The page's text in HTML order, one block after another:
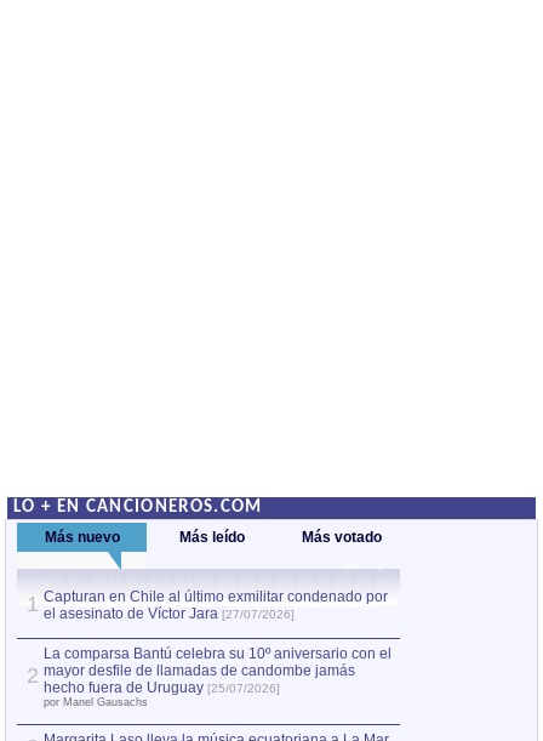
LO + EN CANCIONEROS.COM
Más nuevo Más leído Más votado
1 Capturan en Chile al último exmilitar condenado por
el asesinato de Víctor Jara [27/07/2026]
2
La comparsa Bantú celebra su 10º aniversario con el
mayor desfile de llamadas de candombe jamás
hecho fuera de Uruguay [25/07/2026]
por Manel Gausachs